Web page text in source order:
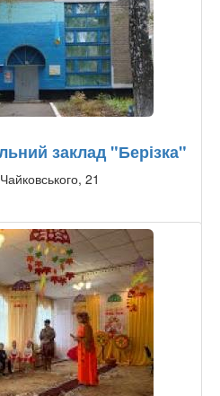
заклад "Берізка"
21